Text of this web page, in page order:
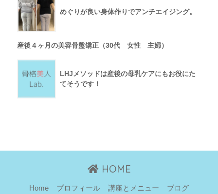
めぐりが良い身体作りでアンチエイジング。
産後４ヶ月の美容骨盤矯正（30代 女性 主婦）
LHJメソッドは産後の母乳ケアにもお役にた
てそうです！
HOME
Home プロフィール 講座とメニュー ブログ